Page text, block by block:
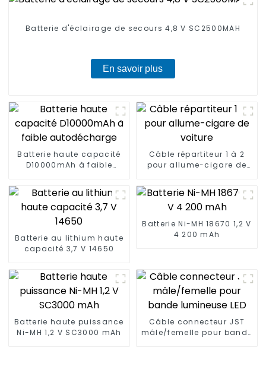
Batterie d'éclairage de secours 4,8 V SC2500MAH
En savoir plus
Batterie haute capacité
D10000mAh à faible
Câble répartiteur 1 à 2
pour allume-cigare de
Batterie au lithium haute
capacité 3,7 V 14650
Batterie Ni-MH 18670 1,2 V
4 200 mAh
Batterie haute puissance
Ni-MH 1,2 V SC3000 mAh
Câble connecteur JST
mâle/femelle pour bande